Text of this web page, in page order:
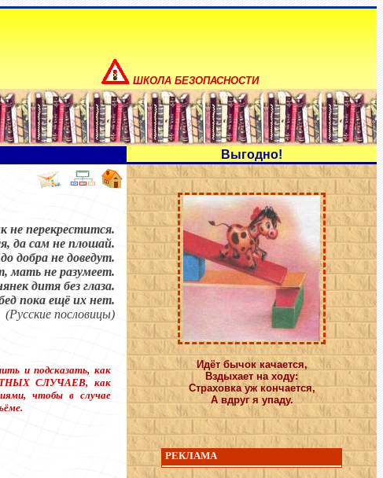
ШКОЛА БЕЗОПАСНОСТИ
Выгодно!
не перекрестится.
да сам не плошай.
добра не доведут.
мать не разумеет.
дитя без глаза.
пока ещё их нет.
(Русские пословицы)
и подсказать, как
СЛУЧАЕВ, как
чтобы в случае
Идёт бычок качается,
Вздыхает на ходу:
Страховка уж кончается,
А вдруг я упаду.
РЕКЛАМА